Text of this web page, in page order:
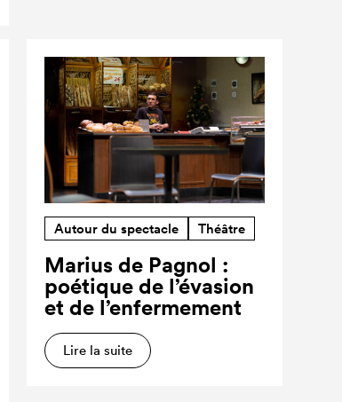
Autour du spectacle Théâtre
Marius de Pagnol :
poétique de l’évasion
et de l’enfermement
Lire la suite